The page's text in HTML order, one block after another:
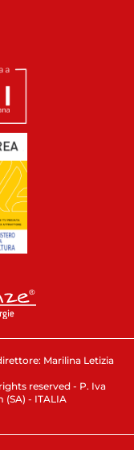
Marilina Letizia
reserved - P. Iva
(SA) - ITALIA